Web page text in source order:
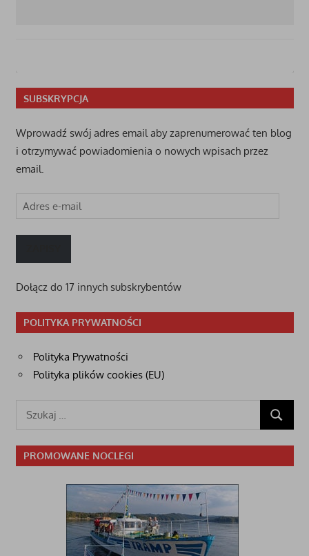
SUBSKRYPCJA
Wprowadź swój adres email aby zaprenumerować ten blog
i otrzymywać powiadomienia o nowych wpisach przez
email.
Adres
mail
Dołącz do 17 innych subskrybentów
POLITYKA PRYWATNOŚCI
Polityka Prywatności
Polityka plików cookies (EU)
Szukaj:
SZUKAJ
PROMOWANE NOCLEGI